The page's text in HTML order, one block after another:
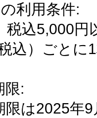
利用条件:
税込5,000円
込）ごとに
限:
限は2025年